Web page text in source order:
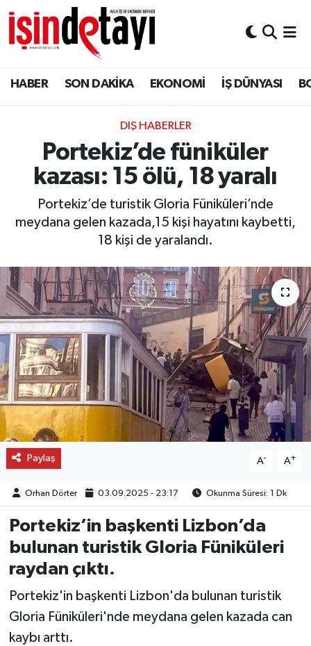
HABER SON DAKİKA EKONOMİ İŞ DÜNYASI
DIŞ HABERLER
Portekiz’de füniküler
kazası: 15 ölü, 18 yaralı
Portekiz’de turistik Gloria Füniküleri’nde
meydana gelen kazada,15 kişi hayatını kaybetti,
18 kişi de yaralandı.
Paylaş A- A+
Orhan Dörter 03.09.2025 - 23:17 Okunma Süresi: 1 Dk
Portekiz’in başkenti Lizbon’da
bulunan turistik Gloria Füniküleri
raydan çıktı.
Portekiz'in başkenti Lizbon'da bulunan turistik
Gloria Füniküleri'nde meydana gelen kazada can
kaybı arttı.
DÜNYA
Eğitim
ENERJİ HABERİ
HABER
LOJİSTİK
MAGAZİN
OTO DETAY
SAĞLIK
SON DAKİKA
SPOR
Nöbetçi Eczaneler
Hava Durumu
İstanbul Namaz Vakitleri
Trafik Durumu
Tüm Manşetler
Son Dakika Haberleri
Haber Arşivi